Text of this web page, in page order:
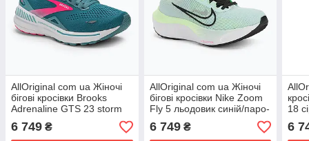
AllOriginal com ua Жіночі
бігові кросівки Brooks
Adrenaline GTS 23 storm
blue/pink/aqua РОЗМІРИ
ЗАПИТУЙТЕ
6 749 ₴
AllOriginal com ua Жіночі
бігові кросівки Nike Zoom
Fly 5 льодовик синій/паро-
зелений/чорний РОЗМІРИ
ЗАПИТУЙТЕ
6 749₴
18
6